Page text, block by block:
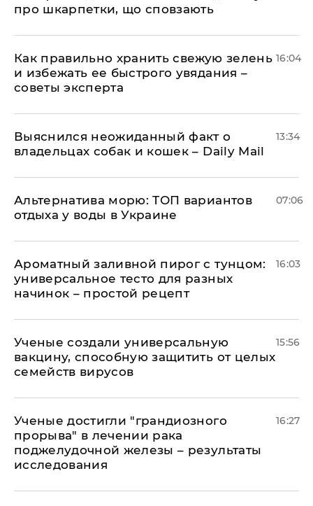
про шкарпетки, що сповзають
Как правильно хранить свежую зелень
и избежать ее быстрого увядания –
советы эксперта
16:04
Выяснился неожиданный факт о
владельцах собак и кошек – Daily Mail
13:34
Альтернатива морю: ТОП вариантов
отдыха у воды в Украине
07:06
Ароматный заливной пирог с тунцом:
универсальное тесто для разных
начинок – простой рецепт
16:03
Ученые создали универсальную
вакцину, способную защитить от целых
семейств вирусов
15:56
Ученые достигли "грандиозного
прорыва" в лечении рака
поджелудочной железы – результаты
исследования
16:27